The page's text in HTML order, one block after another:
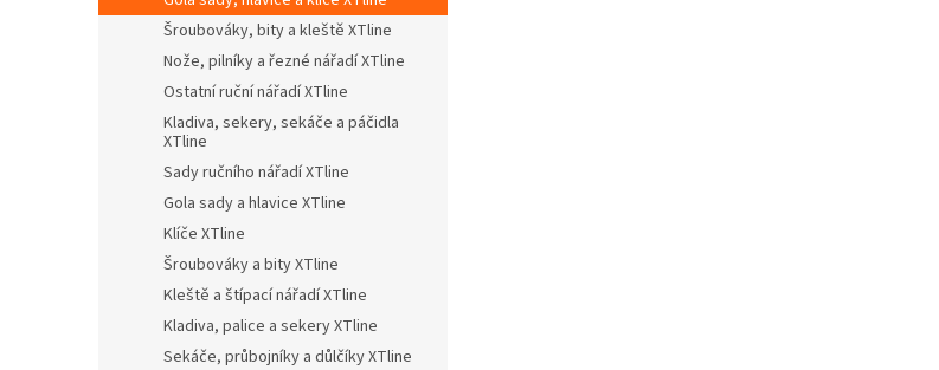
Šroubováky, bity a kleště XTline
Nože, pilníky a řezné nářadí XTline
Ostatní ruční nářadí XTline
Kladiva, sekery, sekáče a páčidla
XTline
Sady ručního nářadí XTline
Gola sady a hlavice XTline
Klíče XTline
Šroubováky a bity XTline
Kleště a štípací nářadí XTline
Kladiva, palice a sekery XTline
Sekáče, průbojníky a důlčíky XTline